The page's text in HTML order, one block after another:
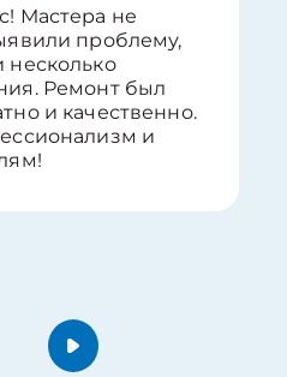
Мастера не
проблему,
Ремонт был
и качественно.
и